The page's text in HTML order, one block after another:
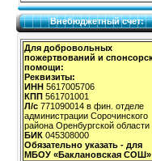
Внебюджетный счет:
Для добровольных
пожертвований и
помощи:
Реквизиты:
ИНН 5617005706
КПП 561701001
Л/с 771090014 в фин. отделе
администрации Сорочинского
района Оренбургской области
БИК 045308000
Обязательно указать - для
МБОУ «Баклановская СОШ»